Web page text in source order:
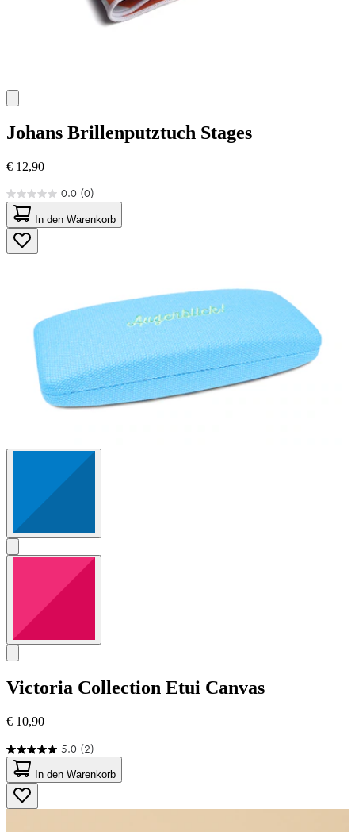
Johans Brillenputztuch Stages
€ 12,90
0.0 (0)
0.0
von
5
Sternen.
In den Warenkorb
Victoria Collection Etui Canvas
€ 10,90
5.0 (2)
5.0
von
5
Sternen.
2
In den Warenkorb